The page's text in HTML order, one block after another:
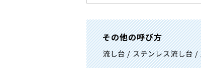
その他の呼び方
流し台 / ステンレス流し台